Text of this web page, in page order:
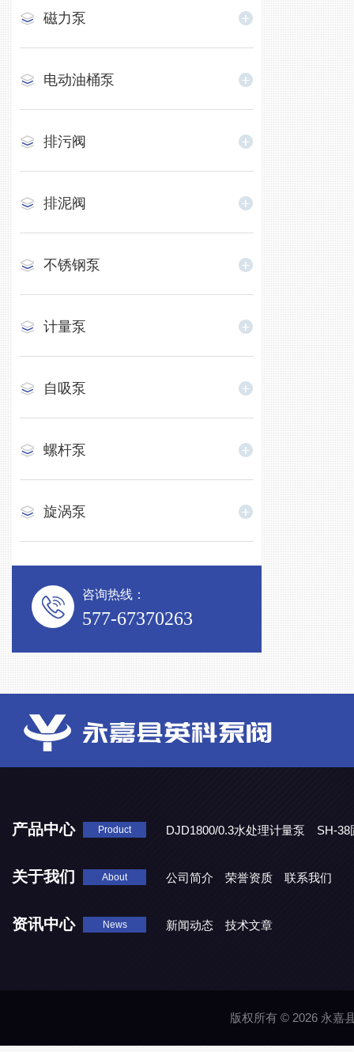
磁力泵
电动油桶泵
排污阀
排泥阀
不锈钢泵
计量泵
自吸泵
螺杆泵
旋涡泵
咨询热线：
577-67370263
产品中心 Product DJD1800/0.3水处理计量泵
SH-38
关于我们 About 公司简介 荣誉资质 联系我们
资讯中心 News 新闻动态 技术文章
版权所有 © 2026 永嘉